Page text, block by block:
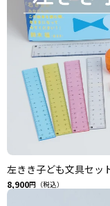
左きき子ども文具セッ
8,900円（税込）